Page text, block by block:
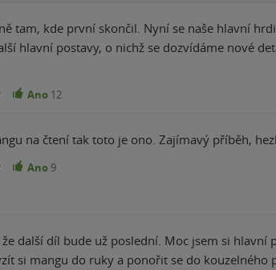
tam, kde první skončil. Nyní se naše hlavní
hlavní postavy, o nichž se dozvídáme nové
Ano 12
na čtení tak toto je ono. Zajímavý příběh,
Ano 9
další díl bude už poslední. Moc jsem si
si mangu do ruky a ponořit se do kouzelného